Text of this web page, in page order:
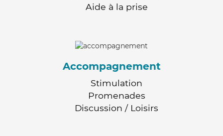
Aide à la prise
Accompagnement
Stimulation
Promenades
Discussion / Loisirs